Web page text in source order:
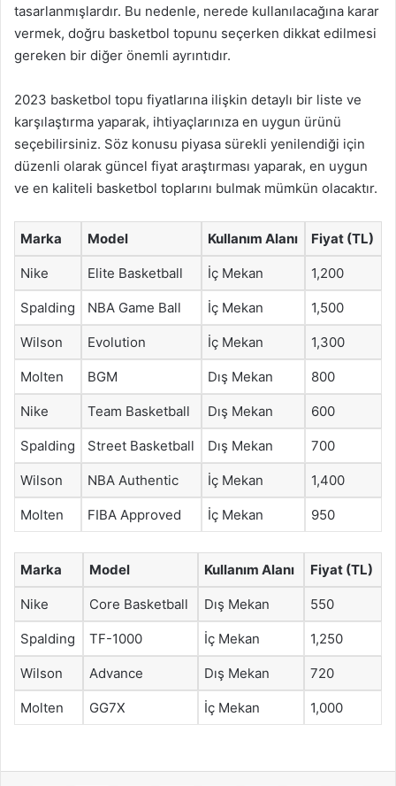
tasarlanmışlardır. Bu nedenle, nerede kullanılacağına karar
vermek, doğru basketbol topunu seçerken dikkat edilmesi
gereken bir diğer önemli ayrıntıdır.
2023 basketbol topu fiyatlarına ilişkin detaylı bir liste ve
karşılaştırma yaparak, ihtiyaçlarınıza en uygun ürünü
seçebilirsiniz. Söz konusu piyasa sürekli yenilendiği için
düzenli olarak güncel fiyat araştırması yaparak, en uygun
ve en kaliteli basketbol toplarını bulmak mümkün olacaktır.
Marka Model Kullanım Alanı Fiyat (TL)
Nike Elite Basketball İç Mekan 1,200
Spalding NBA Game Ball İç Mekan 1,500
Wilson Evolution İç Mekan 1,300
Molten BGM Dış Mekan 800
Nike Team Basketball Dış Mekan 600
Spalding Street Basketball Dış Mekan 700
Wilson NBA Authentic İç Mekan 1,400
Molten FIBA Approved İç Mekan 950
Marka Model Kullanım Alanı Fiyat (TL)
Nike Core Basketball Dış Mekan 550
Spalding TF-1000 İç Mekan 1,250
Wilson Advance Dış Mekan 720
Molten GG7X İç Mekan 1,000